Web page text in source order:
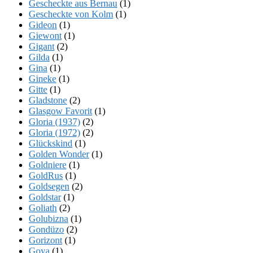
Gescheckte aus Bernau (1)
Gescheckte von Kolm (1)
Gideon (1)
Giewont (1)
Gigant (2)
Gilda (1)
Gina (1)
Gineke (1)
Gitte (1)
Gladstone (2)
Glasgow Favorit (1)
Gloria (1937) (2)
Gloria (1972) (2)
Glückskind (1)
Golden Wonder(1)
Goldniere (1)
GoldRus (1)
Goldsegen (2)
Goldstar(1)
Goliath (2)
Golubizna (1)
Gondüzo (2)
Gorizont (1)
Goya (1)